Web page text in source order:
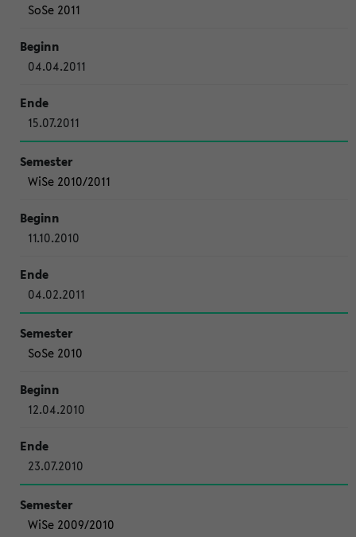
SoSe 2011
04.04.2011
15.07.2011
WiSe 2010/2011
11.10.2010
04.02.2011
SoSe 2010
12.04.2010
23.07.2010
WiSe 2009/2010